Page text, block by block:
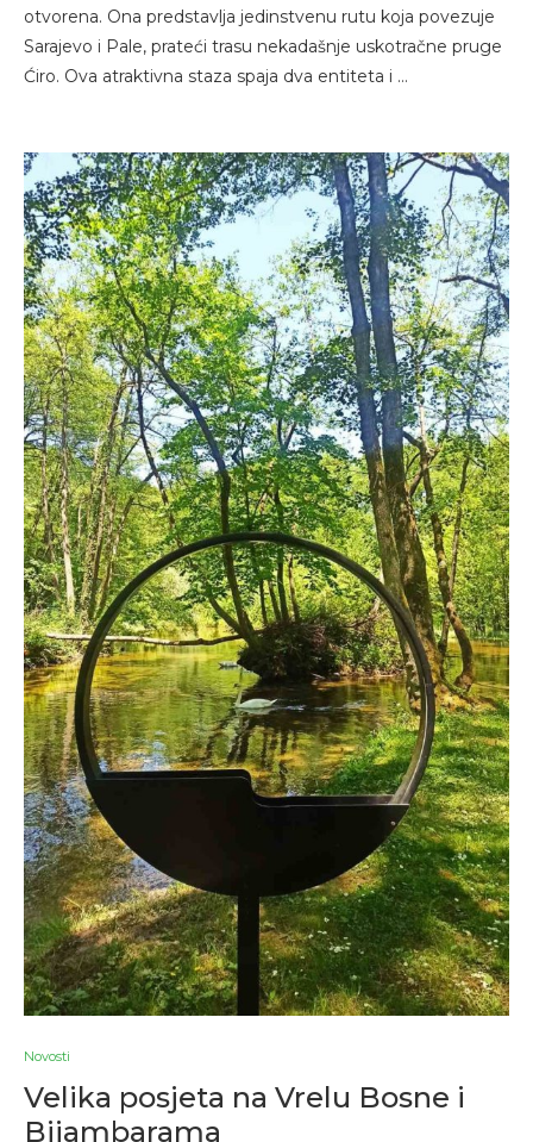
otvorena. Ona predstavlja jedinstvenu rutu koja povezuje
Sarajevo i Pale, prateći trasu nekadašnje uskotračne pruge
Ćiro. Ova atraktivna staza spaja dva entiteta i …
Novosti
Velika posjeta na Vrelu Bosne i
Bijambarama